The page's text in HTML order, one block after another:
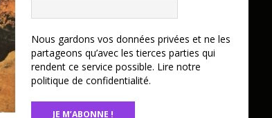
Nous gardons vos données privées et ne les
partageons qu’avec les tierces parties qui
rendent ce service possible. Lire notre
politique de confidentialité.